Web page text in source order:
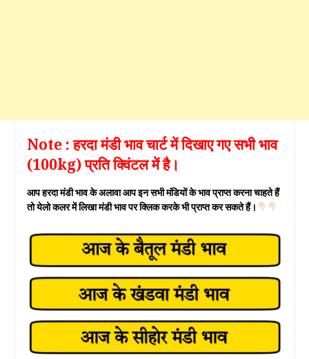
Note : हरदा मंडी भाव चार्ट में दिखाए गए सभी भाव
(100kg) प्रति क्विंटल में है।
आप हरदा मंडी भाव के अलावा आप इन सभी मंडियों के भाव प्राप्त करना चाहते हैं
तो येलो कलर में लिखा मंडी भाव पर क्लिक करके भी प्राप्त कर सकते हैं।